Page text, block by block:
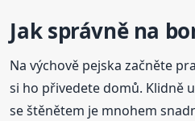
Jak správně na
Na výchově pejska začněte
si ho přivedete domů. Klidně
se štěnětem je mnohem